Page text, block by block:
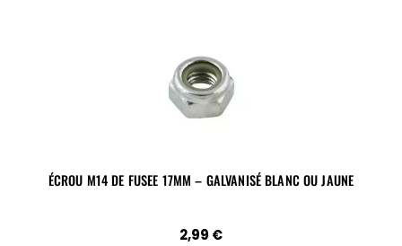
ÉCROU M14 DE FUSEE 17MM – GALVANISÉ BLANC OU JAUNE
2,99 €